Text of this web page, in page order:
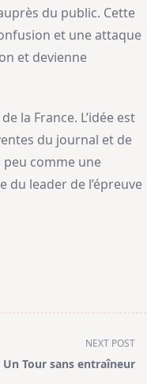
du public. Cette
et une attaque
et devienne
la France. L’idée est
du journal et de
peu comme une
leader de l’épreuve
NEXT POST
Un Tour sans entraîneur